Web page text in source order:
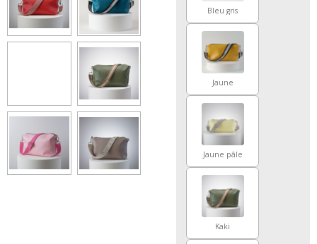
Bleu gris
Jaune
Jaune pâle
Kaki